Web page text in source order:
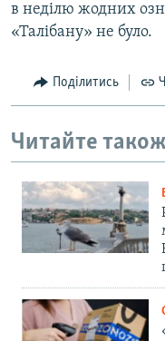
в неділю жодних
«Талібану» не було.
Поділитись
Читайте також